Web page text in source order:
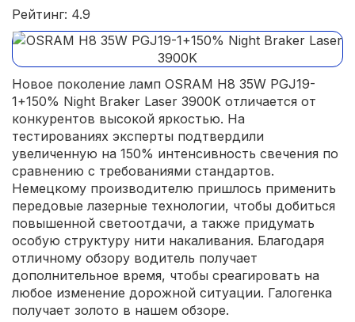
Рейтинг: 4.9
Новое поколение ламп OSRAM H8 35W PGJ19-
1+150% Night Braker Laser 3900K отличается от
конкурентов высокой яркостью. На
тестированиях эксперты подтвердили
увеличенную на 150% интенсивность свечения по
сравнению с требованиями стандартов.
Немецкому производителю пришлось применить
передовые лазерные технологии, чтобы добиться
повышенной светоотдачи, а также придумать
особую структуру нити накаливания. Благодаря
отличному обзору водитель получает
дополнительное время, чтобы среагировать на
любое изменение дорожной ситуации. Галогенка
получает золото в нашем обзоре.